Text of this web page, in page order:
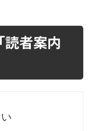
読者案内